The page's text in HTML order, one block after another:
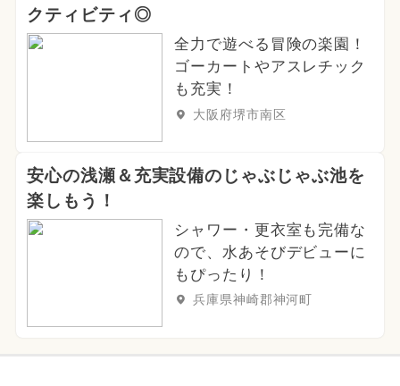
クティビティ◎
全力で遊べる冒険の楽園！
ゴーカートやアスレチック
も充実！
大阪府堺市南区
安心の浅瀬＆充実設備のじゃぶじゃぶ池を
楽しもう！
シャワー・更衣室も完備な
ので、水あそびデビューに
もぴったり！
兵庫県神崎郡神河町